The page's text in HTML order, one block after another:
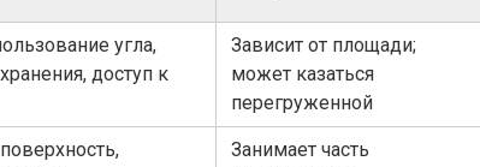
угла,
доступ к
Зависит от площади;
может казаться
перегруженной
Занимает часть